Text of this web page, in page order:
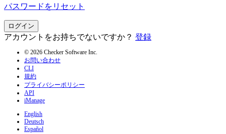
パスワードをリセット
ログイン
アカウントをお持ちでないですか？ 登録
© 2026 Checker Software Inc.
お問い合わせ
CLI
規約
プライバシーポリシー
API
iManage
English
Deutsch
Español